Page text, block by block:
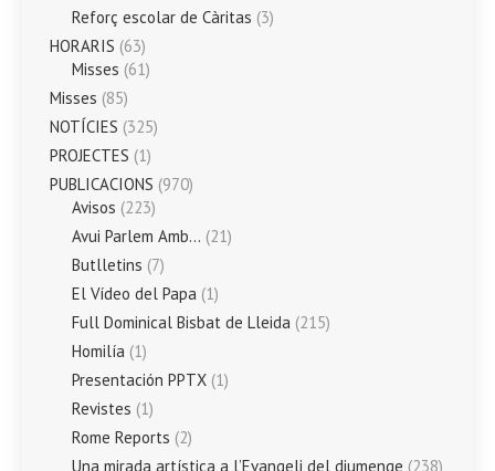
Reforç escolar de Càritas (3)
HORARIS (63)
Misses (61)
Misses (85)
NOTÍCIES (325)
PROJECTES (1)
PUBLICACIONS (970)
Avisos (223)
Avui Parlem Amb… (21)
Butlletins (7)
El Vídeo del Papa (1)
Full Dominical Bisbat de Lleida (215)
Homilía (1)
Presentación PPTX (1)
Revistes (1)
Rome Reports (2)
Una mirada artística a l’Evangeli del diumenge (238)